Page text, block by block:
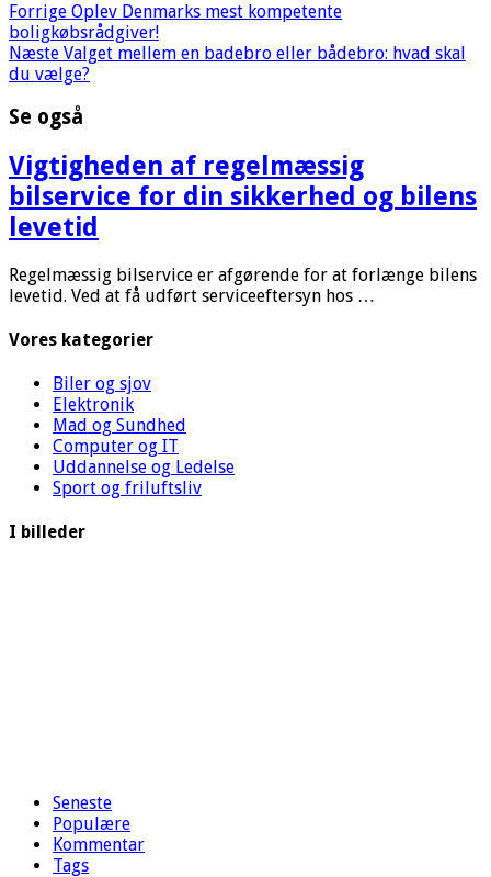
Forrige Oplev Denmarks mest kompetente
boligkøbsrådgiver!
Næste Valget mellem en badebro eller bådebro: hvad skal
du vælge?
Se også
Vigtigheden af regelmæssig
bilservice for din sikkerhed og bilens
levetid
Regelmæssig bilservice er afgørende for at forlænge bilens
levetid. Ved at få udført serviceeftersyn hos …
Vores kategorier
Biler og sjov
Elektronik
Mad og Sundhed
Computer og IT
Uddannelse og Ledelse
Sport og friluftsliv
I billeder
Seneste
Populære
Kommentar
Tags